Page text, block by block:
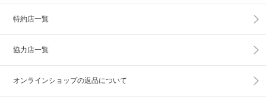
特約店一覧
協力店一覧
オンラインショップの返品について